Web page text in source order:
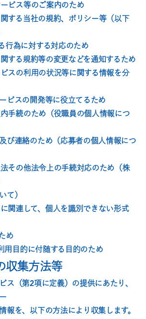
ビス等のご案内のため
する当社の規約、ポリシー等（以下
行為に対する対応のため
する規約等の変更などを通知するため
スの利用の状況等に関する情報を分
ビスの開発等に役立てるため
手続のため（役職員の個人情報につ
び連絡のため（応募者の個人情報につ
その他法令上の手続対応のため（株
て）
関連して、個人を識別できない形式
め
用目的に付随する目的のため
収集方法等
ス（第2項に定義）の提供にあたり、
報を、以下の方法により収集します。